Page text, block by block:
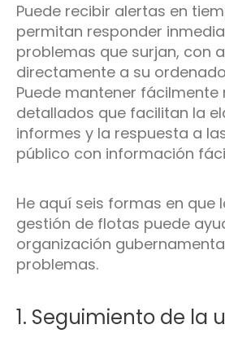
Puede recibir alertas en
permitan responder
problemas que surjan, con
directamente a su
Puede mantener fácilmente
detallados que facilitan la
informes y la respuesta a
público con información
He aquí seis formas en que
gestión de flotas puede
organización
problemas.
1. Seguimiento de la